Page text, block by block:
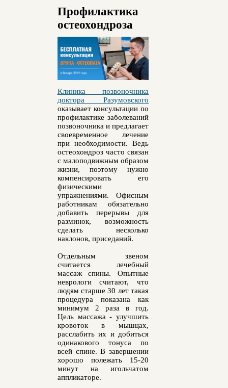
Профилактика
остеохондроза
Клиника позвоночника
доктора Разумовского
оказывает консультации по
профилактике заболеваний
позвоночника и предлагает
своевременное лечение
при необходимости. Ведь
остеохондроз часто связан
с малоподвижным образом
жизни, поэтому нужно
компенсировать его
физическими
упражнениями. Офисным
работникам обязательно
добавить перерывы для
разминок, возможность
сделать несколько
наклонов, приседаний.
Отдельным звеном
считается лечебный
массаж спины. Опытные
неврологи считают, что
людям старше 30 лет такая
процедура показана как
минимум 2 раза в год.
Цель массажа - улучшить
кровоток в мышцах,
расслабить их и добиться
одинакового тонуса по
всей спине. В завершении
хорошо полежать 15-20
минут на игольчатом
аппликаторе.